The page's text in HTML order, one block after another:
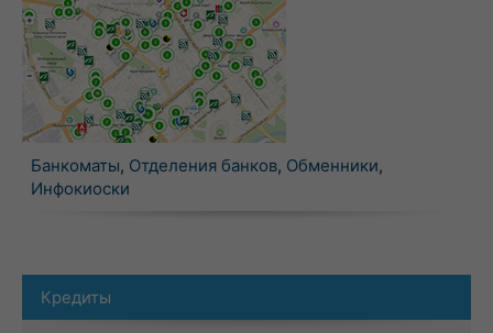
Банкоматы, Отделения банков, Обменники,
Инфокиоски
Кредиты